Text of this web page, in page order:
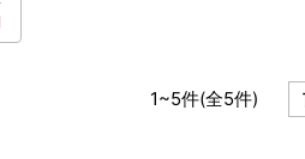
1~5件(全5件)